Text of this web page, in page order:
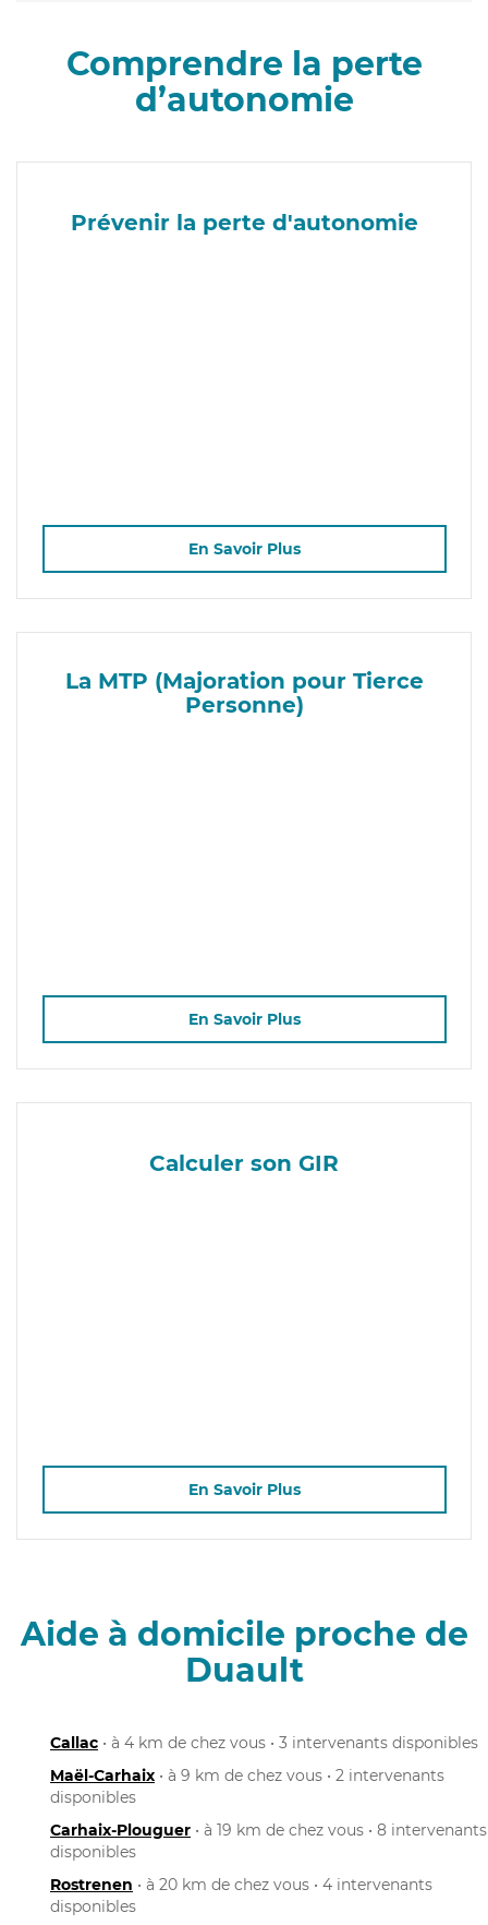
Comprendre la perte
d’autonomie
Prévenir la perte d'autonomie
En Savoir Plus
La MTP (Majoration pour Tierce
Personne)
En Savoir Plus
Calculer son GIR
En Savoir Plus
Aide à domicile proche de
Duault
Callac • à 4 km de chez vous • 3 intervenants disponibles
Maël-Carhaix • à 9 km de chez vous • 2 intervenants
disponibles
Carhaix-Plouguer • à 19 km de chez vous • 8 intervenants
disponibles
Rostrenen • à 20 km de chez vous • 4 intervenants
disponibles